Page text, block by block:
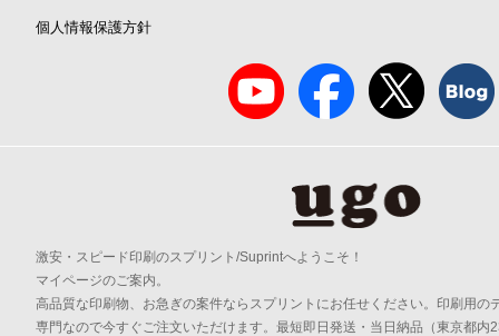
個人情報保護方針
激安・スピード印刷のスプリント/Suprintへようこそ！
マイページのご案内。
高品質な印刷物、お急ぎの案件ならスプリントにお任せください。印刷用の
専門なので今すぐご注文いただけます。最短即日発送・当日納品（東京都内